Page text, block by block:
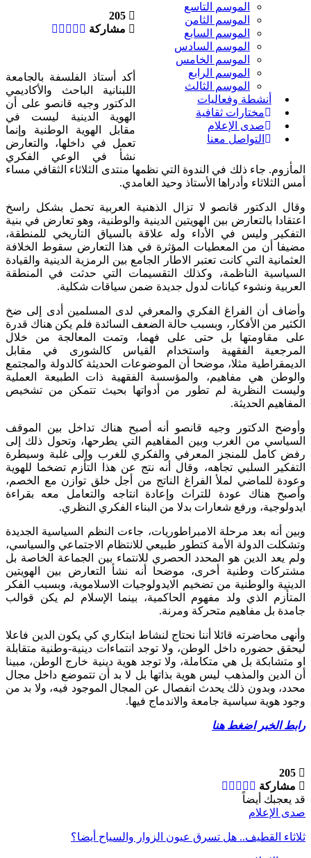
الموسم التاسع
الموسم الثامن
الموسم السابع
الموسم السادس
الموسم الخامس
الموسم الرابع
الموسم الثالث
أنشطة وفعاليات
مختارات ثقافية
صدى الإعلام
التواصل معنا
205
مشاركة
أكد أستاذ الفلسفة بالجامعة
اللبنانية الباحث والأكاديمي
الدكتور وجيه قانصو على أن
الهوية الدينية ليست في
مقابل الهوية الوطنية وإنما
تعمل في داخلها، والتعارض
نشأ في الوعي الفكري
المأزوم. جاء ذلك في الندوة التي نظمها منتدى الثلاثاء الثقافي مساء
أمس الثلاثاء وأدراها الأستاذ وحيد الغامدي.
وقال الدكتور قانصو لا تزال الذهنية العربية تحمل بشكل راسخ
اعتقادا بالتعارض بين الهويتين الدينية والوطنية، وهو تعارض في بنية
التفكير وليس في الأداء وله علاقة بالسياق التاريخي للمنطقة،
مضيفا أن من المعطيات المؤثرة في هذا التعارض سقوط الخلافة
العثمانية التي كانت تعتبر الاطار الجامع بين الرمزية الدينية والقيادة
السياسية الناظمة، وكذلك التقسيمات التي حدثت في المنطقة
العربية ونشوء كيانات لدول جديدة ضمن سياقات شكلية.
وأضاف أن الفراغ الفكري والمعرفي لدى المسلمين أدى إلى ضخ
الكثير من الأفكار، وبسبب حالة الضعف السائدة فلم يكن هناك قدرة
على مقاومتها بل حتى على فهما، وتمت المعالجة من خلال
المرجعية الفقهية واستخدام القياس كالشورى في مقابل
الديمقراطية مثلا، موضحا أن الموضوعات الحديثة كالدولة والمجتمع
والوطن هي مفاهيم، والمؤسسة الفقهية ذات الطبيعة العملية
وليست النظرية لم تطور من أدواتها بحيث تتمكن من تشخيص
المفاهيم الحديثة.
وأوضح الدكتور وجيه قانصو أنه أصبح هناك تداخل بين الموقف
السياسي من الغرب وبين المفاهيم التي يطرحها، وتحول ذلك إلى
رفض كامل للمنجز المعرفي والفكري للغرب وإلى غلبة وسيطرة
التفكير السلبي تجاهه، وقال أنه نتج عن هذا التأزم تضخما للهوية
وعودة للماضي لملأ الفراغ الناتج من أجل خلق توازن مع الخصم،
وأصبح هناك عودة للتراث وإعادة انتاجه والتعامل معه بقراءة
ايدولوجية، ورفع شعارات بدلا من البناء الفكري النظري.
وبين أنه بعد مرحلة الامبراطوريات، جاءت النظم السياسية الجديدة
وتشكلت الدولة الأمة كتطور طبيعي للانتظام الاجتماعي والسياسي،
ولم يعد الدين هو المحدد الحصري للانتماء بين الجماعة الخاصة بل
مشتركات وطنية أخرى، موضحا أنه نشأ التعارض بين الهويتين
الدينية والوطنية من تضخيم الايدولوجيات الاسلاموية، وبسبب الفكر
المتأزم الذي ولد مفهوم الحاكمية، بينما الإسلام لم يكن قوالب
جامدة بل مفاهيم متحركة ومرنة.
وأنهى محاضرته قائلا أننا نحتاج لنشاط ابتكاري كي يكون الدين فاعلا
ليحقق حضوره داخل الوطن، ولا توجد انتماءات دينية-وطنية متقابلة
او متشابكة بل هي متكاملة، ولا توجد هوية دينية خارج الوطن، مبينا
أن الدين والمذهب ليس هوية بذاتها بل لا بد أن تتموضع داخل مجال
محدد، وبدون ذلك يحدث انفصال عن المجال الموجود فيه، ولا بد من
وجود هوية سياسية جامعة والاندماج فيها.
رابط الخبر اضغط هنا
205
مشاركة
قد يعجبك أيضاً
صدى الإعلام
ثلاثاء القطيف.. هل تسرق عيون الزوار والسياح أيضا؟